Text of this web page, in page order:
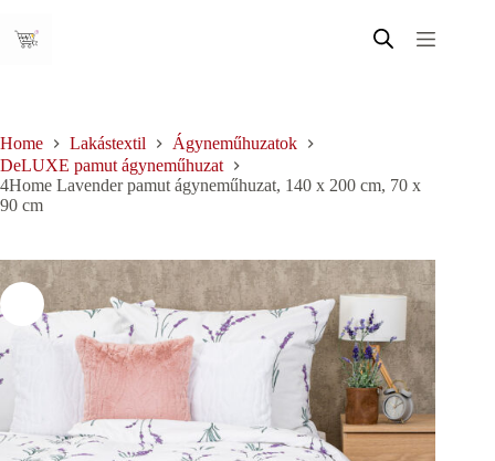
content
Home Lakástextil
Ágyneműhuzatok
DeLUXE pamut ágyneműhuzat
4Home Lavender pamut ágyneműhuzat, 140 x 200 cm, 70 x
90 cm